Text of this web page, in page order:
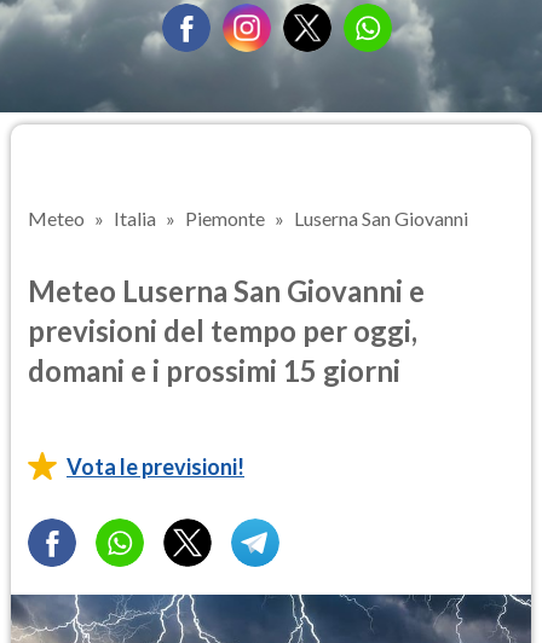
Meteo Italia Piemonte Luserna San Giovanni
Meteo Luserna San Giovanni e
previsioni del tempo per oggi,
domani e i prossimi 15 giorni
Vota le previsioni!